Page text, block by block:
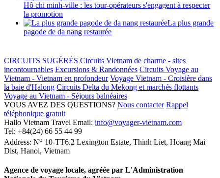
Hô chi minh-ville : les tour-opérateurs s'engagent à respecter
la promotion
La plus grande
pagode de da nang restaurée
CIRCUITS SUGÉRÉS Circuits Vietnam de charme - sites
incontournables Excursions & Randonnées Circuits Voyage au
Vietnam - Vietnam en profondeur Voyage Vietnam - Croisière dans
la baie d'Halong Circuits Delta du Mekong et marchés flottants
Voyage au Vietnam - Séjours balnéaires
VOUS AVEZ DES QUESTIONS? Nous contacter Rappel
téléphonique gratuit
Hallo Vietnam Travel Email: info@voyager-vietnam.com
Tel: +84(24) 66 55 44 99
Address: No 10-TT6.2 Lexington Estate, Thinh Liet, Hoang Mai
Dist, Hanoi, Vietnam
Agence de voyage locale, agréée par L'Administration